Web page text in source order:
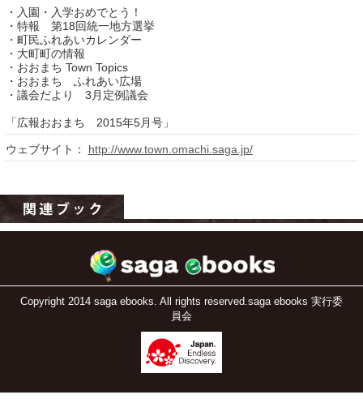
・入園・入学おめでとう！
・特報 第18回統一地方選挙
・町民ふれあいカレンダー
・大町町の情報
・おおまち Town Topics
・おおまち ふれあい広場
・議会だより 3月定例議会
「広報おおまち 2015年5月号」
ウェブサイト： http://www.town.omachi.saga.jp/
Copyright 2014 saga ebooks. All rights reserved.saga ebooks 実行委
員会
運営：福博印刷
ご利用ガイド